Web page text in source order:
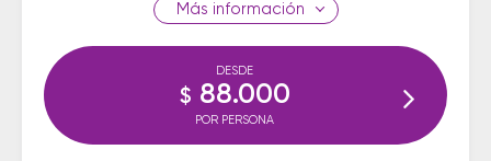
información
DESDE
$ 88.000
POR PERSONA